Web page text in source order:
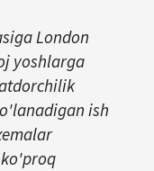
London
yoshlarga
ish